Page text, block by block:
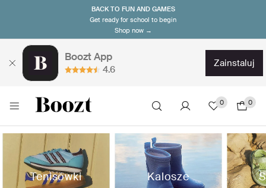
BACK TO FUN AND GAMES
Get ready for school to begin
Shop now →
Boozt App
4.6
zainstaluj
0 0
Tenisówki Kalosze